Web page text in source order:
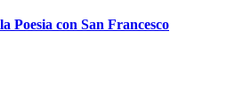
Poesia con San Francesco